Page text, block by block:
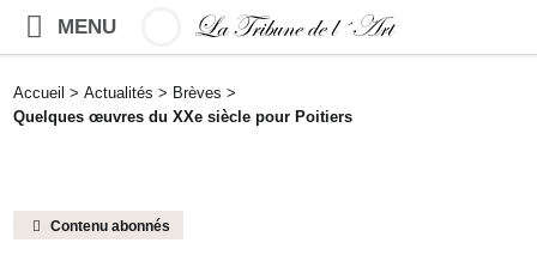
MENU
Accueil > Actualités > Brèves >
Quelques œuvres du XXe siècle pour Poitiers
Contenu abonnés